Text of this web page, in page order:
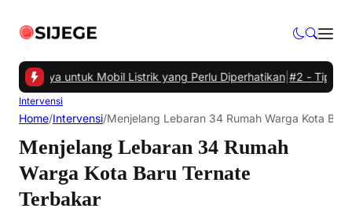
Daya untuk Mobil Listrik yang Perlu Diperhatikan|#2 - Tips
Intervensi
Home/Intervensi/Menjelang Lebaran 34 Rumah Warga Kota
Menjelang Lebaran 34 Rumah
Warga Kota Baru Ternate
Terbakar